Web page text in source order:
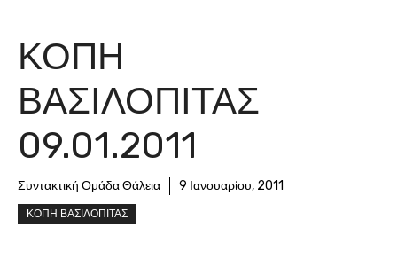
ΚΟΠΗ
ΒΑΣΙΛΟΠΙΤΑΣ
09.01.2011
Συντακτική Ομάδα Θάλεια 9 Ιανουαρίου, 2011
ΚΟΠΗ ΒΑΣΙΛΟΠΙΤΑΣ